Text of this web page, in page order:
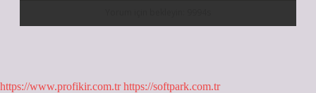
https://www.profikir.com.tr https://softpark.com.tr